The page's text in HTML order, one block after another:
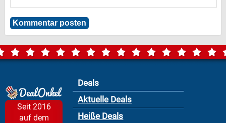
Seit 2016
auf dem
Deals
Aktuelle Deals
Heiße Deals